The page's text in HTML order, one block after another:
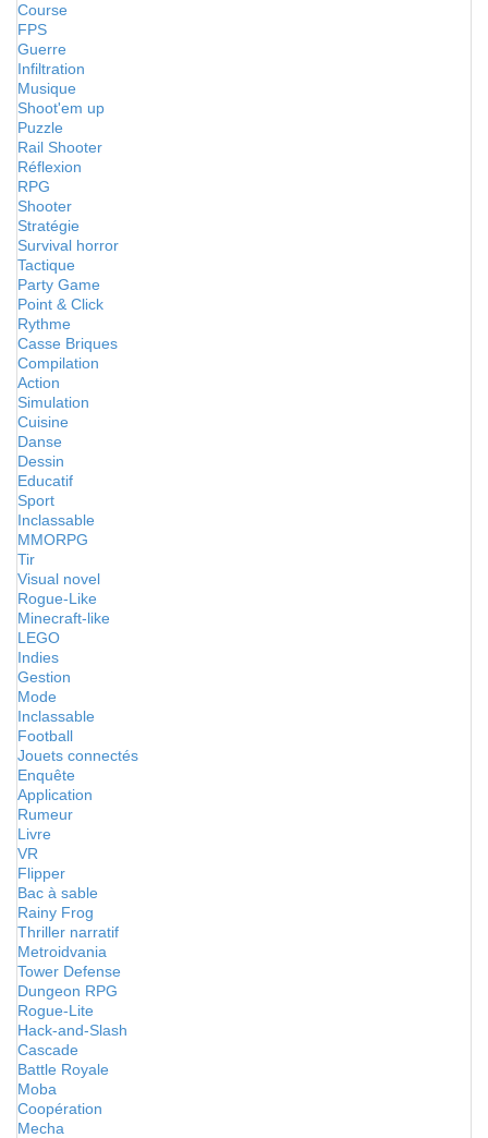
Course
FPS
Guerre
Infiltration
Musique
Shoot'em up
Puzzle
Rail Shooter
Réflexion
RPG
Shooter
Stratégie
Survival horror
Tactique
Party Game
Point & Click
Rythme
Casse Briques
Compilation
Action
Simulation
Cuisine
Danse
Dessin
Educatif
Sport
Inclassable
MMORPG
Tir
Visual novel
Rogue-Like
Minecraft-like
LEGO
Indies
Gestion
Mode
Inclassable
Football
Jouets connectés
Enquête
Application
Rumeur
Livre
VR
Flipper
Bac à sable
Rainy Frog
Thriller narratif
Metroidvania
Tower Defense
Dungeon RPG
Rogue-Lite
Hack-and-Slash
Cascade
Battle Royale
Moba
Coopération
Mecha